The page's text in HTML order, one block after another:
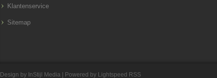
Klantenservice
Sitemap
Design by InStijl Media | Powered by Lightspeed RSS